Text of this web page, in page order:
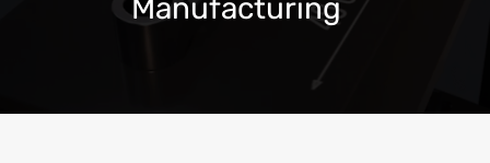
Manufacturing